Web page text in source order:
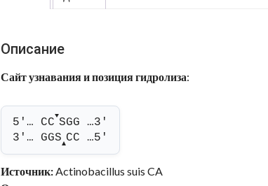
Описание
Сайт узнавания и позиция гидролиза:
5'… CC
▼
SGG …3'
3'… GGS▲CC …5'
Источник:Actinobacillus suis CA